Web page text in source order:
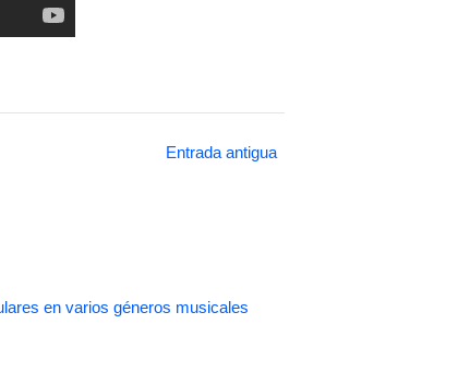
Entrada antigua
en varios géneros musicales